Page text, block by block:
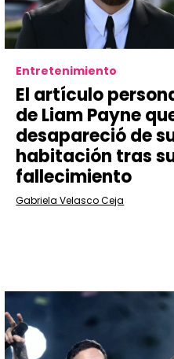
Entretenimiento
El artículo
de Liam Payne
desapareció de
habitación tras
fallecimiento
Gabriela Velasco Ceja